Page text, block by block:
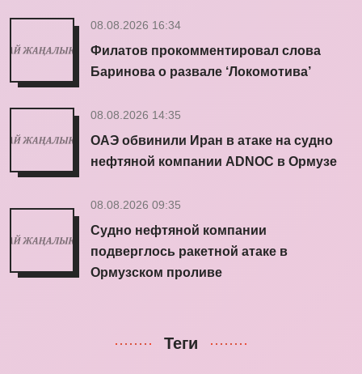
08.08.2026 16:34
Филатов прокомментировал слова
Баринова о развале ‘Локомотива’
08.08.2026 14:35
ОАЭ обвинили Иран в атаке на судно
нефтяной компании ADNOC в Ормузе
08.08.2026 09:35
Судно нефтяной компании
подверглось ракетной атаке в
Ормузском проливе
Теги